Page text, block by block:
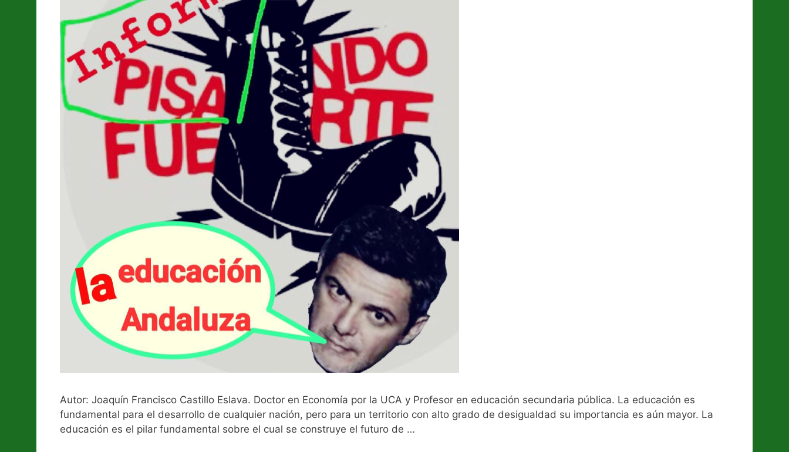
Autor: Joaquín Francisco Castillo Eslava. Doctor en Economía por la UCA y Profesor en educación secundaria pública. La educación es
fundamental para el desarrollo de cualquier nación, pero para un territorio con alto grado de desigualdad su importancia es aún mayor. La
educación es el pilar fundamental sobre el cual se construye el futuro de …